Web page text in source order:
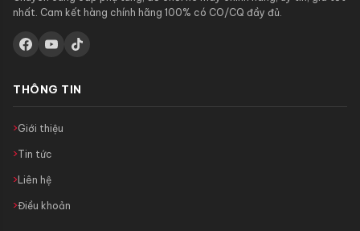
nhất. Cam kết hàng chính hãng 100% có CO/CQ đầy đủ.
THÔNG TIN
Giới thiệu
Tin tức
Liên hệ
Điều khoản